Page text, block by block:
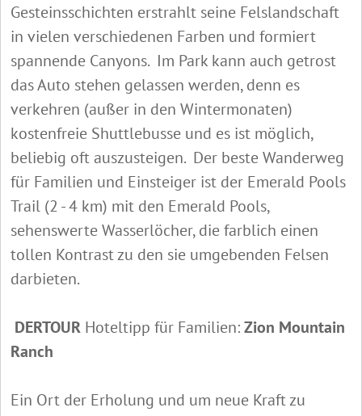
Gesteinsschichten erstrahlt seine Felslandschaft
in vielen verschiedenen Farben und formiert
spannende Canyons. Im Park kann auch getrost
das Auto stehen gelassen werden, denn es
verkehren (außer in den Wintermonaten)
kostenfreie Shuttlebusse und es ist möglich,
beliebig oft auszusteigen. Der beste Wanderweg
für Familien und Einsteiger ist der Emerald Pools
Trail (2 - 4 km) mit den Emerald Pools,
sehenswerte Wasserlöcher, die farblich einen
tollen Kontrast zu den sie umgebenden Felsen
darbieten.
DERTOUR Hoteltipp für Familien:Zion Mountain
Ranch
Ein Ort der Erholung und um neue Kraft zu